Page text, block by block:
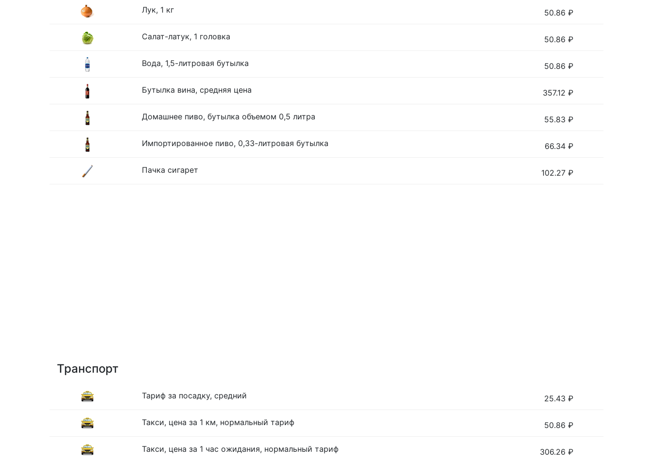
Лук, 1 кг 50.86 ₽
Салат-латук, 1 головка 50.86 ₽
Вода, 1,5-литровая бутылка 50.86 ₽
Бутылка вина, средняя цена 357.12 ₽
Домашнее пиво, бутылка объемом 0,5 литра 55.83 ₽
Импортированное пиво, 0,33-литровая бутылка 66.34 ₽
Пачка сигарет 102.27 ₽
Транспорт
Тариф за посадку, средний 25.43 ₽
Такси, цена за 1 км, нормальный тариф 50.86 ₽
Такси, цена за 1 час ожидания, нормальный тариф 306.26 ₽